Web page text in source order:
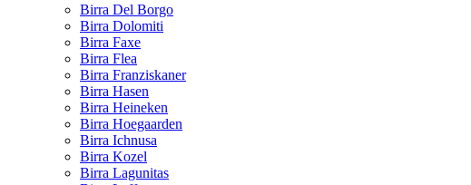
Birra Del Borgo
Birra Dolomiti
Birra Faxe
Birra Flea
Birra Franziskaner
Birra Hasen
Birra Heineken
Birra Hoegaarden
Birra Ichnusa
Birra Kozel
Birra Lagunitas